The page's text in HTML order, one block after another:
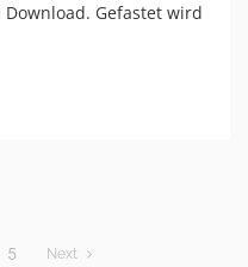
Gefastet wird
5 Next